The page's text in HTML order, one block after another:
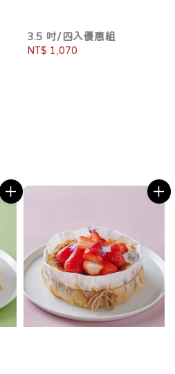
3.5 吋/四入優惠組
Regular
NT$ 1,070